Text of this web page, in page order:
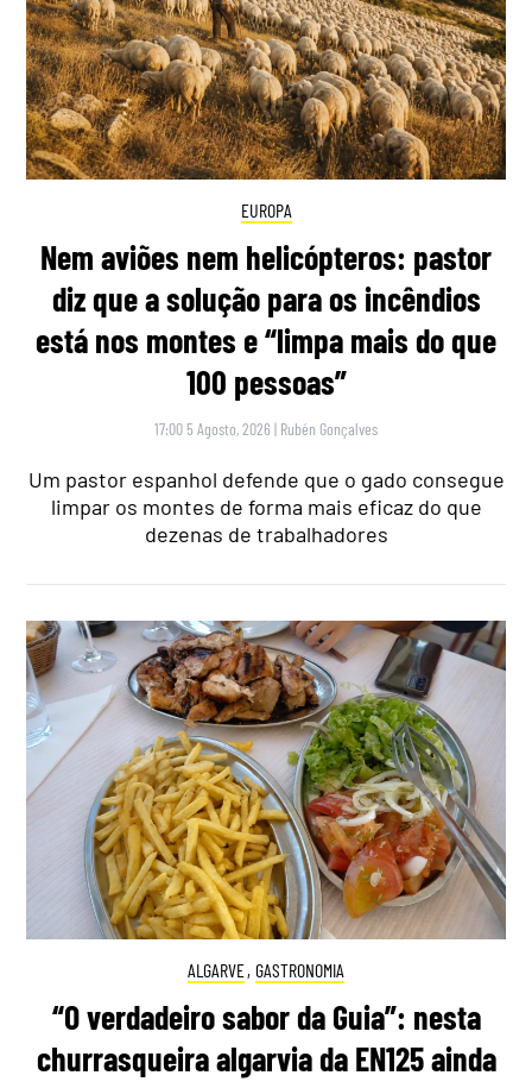
EUROPA
Nem aviões nem helicópteros: pastor
diz que a solução para os incêndios
está nos montes e “limpa mais do que
100 pessoas”
17:00 5 Agosto, 2026 | Rubén Gonçalves
Um pastor espanhol defende que o gado consegue
limpar os montes de forma mais eficaz do que
dezenas de trabalhadores
ALGARVE, GASTRONOMIA
“O verdadeiro sabor da Guia”: nesta
churrasqueira algarvia da EN125 ainda